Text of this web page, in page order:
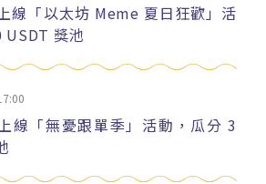
線「以太坊 Meme 夏日狂歡」活
獎池
線「無憂跟單季」活動，瓜分 3